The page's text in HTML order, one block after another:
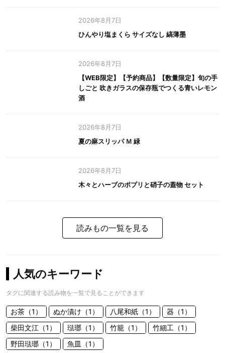
2026年8月7日
ひんやり塩まくら サイズなし 縞薄墨
2026年8月7日
【WEB限定】【予約商品】【数量限定】旬の手
しごと 吹きガラスの保存瓶でつくる青いレモン
酒
2026年8月7日
夏の麻スリッパ Ｍ 緑
2026年8月7日
木々とハーブのポプリと硝子の蓋物 セット
読みもの一覧を見る
人気のキーワード
タグに関連する読み物を一覧で見ることができます
お茶（1） ぬか漬け（1） 八尾和紙（1）
器（1）
柴田文江（1）
琺瑯（1） 竹籠（1）
竹細工（1）
野田琺瑯（1）
魚皿（1）